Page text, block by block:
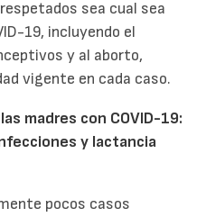
sea cual sea
19, incluyendo el
y al aborto,
vigente en cada caso.
madres con COVID-19:
ones y lactancia
pocos casos